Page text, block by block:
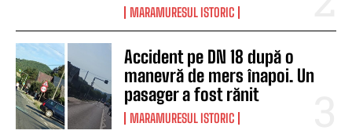
MARAMURESUL ISTORIC
Accident pe DN 18 după o
manevră de mers înapoi. Un
pasager a fost rănit
MARAMURESUL ISTORIC